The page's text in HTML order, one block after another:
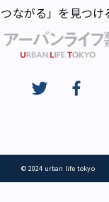
ながる」を見つけ
© 2024 urban life tokyo